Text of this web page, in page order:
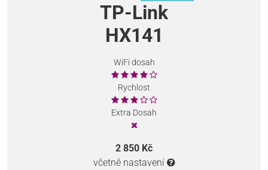
TP-Link
HX141
WiFi dosah
Rychlost
Extra Dosah
2 850 Kč
včetně nastavení